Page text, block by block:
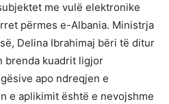
me vulë elektronike
përmes e-Albania. Ministrja
Delina Ibrahimaj bëri të ditur
brenda kuadrit ligjor
apo ndreqjen e
e aplikimit është e nevojshme